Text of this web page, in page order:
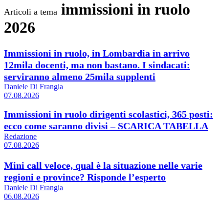
Articoli a tema immissioni in ruolo
2026
Immissioni in ruolo, in Lombardia in arrivo
12mila docenti, ma non bastano. I sindacati:
serviranno almeno 25mila supplenti
Daniele Di Frangia
07.08.2026
Immissioni in ruolo dirigenti scolastici, 365 posti:
ecco come saranno divisi – SCARICA TABELLA
Redazione
07.08.2026
Mini call veloce, qual è la situazione nelle varie
regioni e province? Risponde l’esperto
Daniele Di Frangia
06.08.2026